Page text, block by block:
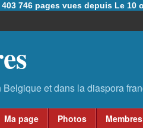
746 pages vues depuis Le 10
Ma page Photos Membres